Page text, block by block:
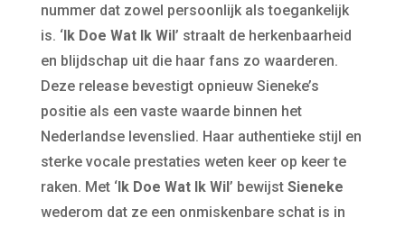
nummer dat zowel persoonlijk als toegankelijk
is. ‘Ik Doe Wat Ik Wil’ straalt de herkenbaarheid
en blijdschap uit die haar fans zo waarderen.
Deze release bevestigt opnieuw Sieneke’s
positie als een vaste waarde binnen het
Nederlandse levenslied. Haar authentieke stijl en
sterke vocale prestaties weten keer op keer te
raken. Met ‘Ik Doe Wat Ik Wil’ bewijst Sieneke
wederom dat ze een onmiskenbare schat is in